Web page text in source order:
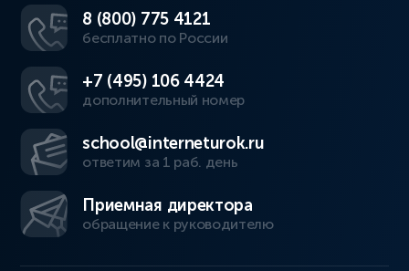
8 (800) 775 4121
бесплатно по России
+7 (495) 106 4424
дополнительный номер
school@interneturok.ru
ответим за 1 раб. день
Приемная директора
обращение к руководителю